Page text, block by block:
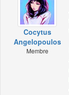
Cocytus
Angelopoulos
Membre